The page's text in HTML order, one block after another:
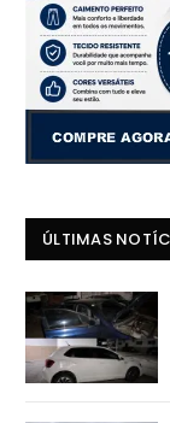
ÚLTIMAS